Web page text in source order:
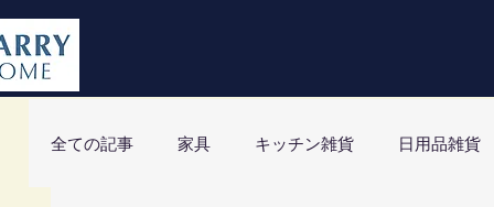
全ての記事 家具 キッチン雑貨 日用品雑貨